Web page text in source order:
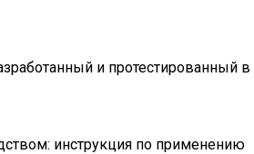
и протестированный в
инструкция по применению